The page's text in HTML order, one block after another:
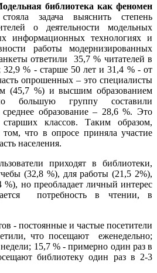
библиотека как феномен
задача выяснить степень
о деятельности модельных
информационных технологиях и
работы модернизированных
ответили 35,7 % читателей в
32,9 % - старше 50 лет и 31,4 % - от
опрошенных – это специалисты
(45,7 %) и высшим образованием
большую группу составили
образование – 28,6 %. Это
классов. Таким образом,
что в опросе приняла участие
населения.
приходят в библиотеки,
(32,8 %), для работы (21,5 2%),
%), но преобладает личный интерес
потребность в чтении, в
- постоянные и частые посетители
что посещают еженедельно;
15,7 % - примерно один раз в
библиотеку один раз в 2-3